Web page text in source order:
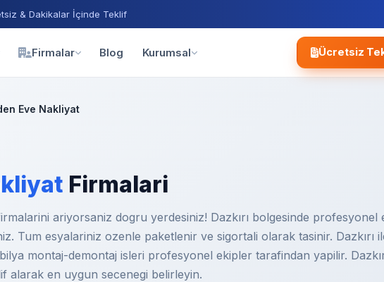
& Dakikalar İçinde Teklif
Firmalar Blog Kurumsal Ücretsiz
Eve Nakliyat
Firmalari
ariyorsaniz dogru yerdesiniz! Dazkırı bolgesinde
Tum esyalariniz ozenle paketlenir ve sigortali olarak tasinir.
montaj-demontaj isleri profesyonel ekipler tarafindan yapilir.
alarak en uygun secenegi belirleyin.